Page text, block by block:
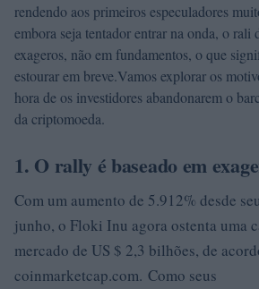
rendendo aos primeiros especuladores
embora seja tentador entrar na onda, o rali
exageros, não em fundamentos, o que
estourar em breve.Vamos explorar os
hora de os investidores abandonarem o
da criptomoeda.
1. O rally é baseado em
Com um aumento de 5.912% desde
junho, o Floki Inu agora ostenta uma
mercado de US $ 2,3 bilhões, de
coinmarketcap.com. Como seus